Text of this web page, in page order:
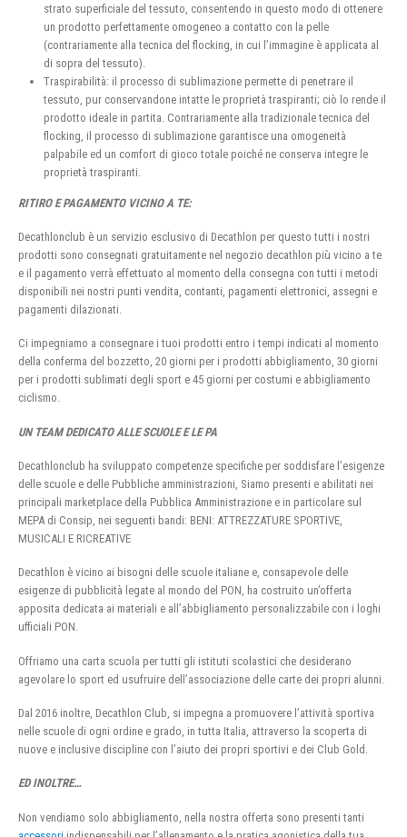
strato superficiale del tessuto, consentendo in questo modo di ottenere
un prodotto perfettamente omogeneo a contatto con la pelle
(contrariamente alla tecnica del flocking, in cui l’immagine è applicata al
di sopra del tessuto).
Traspirabilità: il processo di sublimazione permette di penetrare il
tessuto, pur conservandone intatte le proprietà traspiranti; ciò lo rende il
prodotto ideale in partita. Contrariamente alla tradizionale tecnica del
flocking, il processo di sublimazione garantisce una omogeneità
palpabile ed un comfort di gioco totale poiché ne conserva integre le
proprietà traspiranti.
RITIRO E PAGAMENTO VICINO A TE:
Decathlonclub è un servizio esclusivo di Decathlon per questo tutti i nostri
prodotti sono consegnati gratuitamente nel negozio decathlon più vicino a te
e il pagamento verrà effettuato al momento della consegna con tutti i metodi
disponibili nei nostri punti vendita, contanti, pagamenti elettronici, assegni e
pagamenti dilazionati.
Ci impegniamo a consegnare i tuoi prodotti entro i tempi indicati al momento
della conferma del bozzetto, 20 giorni per i prodotti abbigliamento, 30 giorni
per i prodotti sublimati degli sport e 45 giorni per costumi e abbigliamento
ciclismo.
UN TEAM DEDICATO ALLE SCUOLE E LE PA
Decathlonclub ha sviluppato competenze specifiche per soddisfare l’esigenze
delle scuole e delle Pubbliche amministrazioni, Siamo presenti e abilitati nei
principali marketplace della Pubblica Amministrazione e in particolare sul
MEPA di Consip, nei seguenti bandi: BENI: ATTREZZATURE SPORTIVE,
MUSICALI E RICREATIVE
Decathlon è vicino ai bisogni delle scuole italiane e, consapevole delle
esigenze di pubblicità legate al mondo del PON, ha costruito un’offerta
apposita dedicata ai materiali e all’abbigliamento personalizzabile con i loghi
ufficiali PON.
Offriamo una carta scuola per tutti gli istituti scolastici che desiderano
agevolare lo sport ed usufruire dell’associazione delle carte dei propri alunni.
Dal 2016 inoltre, Decathlon Club, si impegna a promuovere l’attività sportiva
nelle scuole di ogni ordine e grado, in tutta Italia, attraverso la scoperta di
nuove e inclusive discipline con l’aiuto dei propri sportivi e dei Club Gold.
ED INOLTRE…
Non vendiamo solo abbigliamento, nella nostra offerta sono presenti tanti